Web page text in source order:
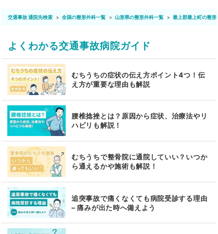
交通事故 通院先検索 全国の整形外科一覧 山形県の整形外科一覧 最上郡最上町の整形
よくわかる交通事故病院ガイド
むちうちの症状の伝え方ポイント4つ！伝
え方が重要な理由も解説
腰椎捻挫とは？原因から症状、治療法やリ
ハビリも解説！
むちうちで整骨院に通院していい？いつか
ら通えるかや施術も解説！
追突事故で痛くなくても病院受診する理由
– 痛みが出た時へ備えよう